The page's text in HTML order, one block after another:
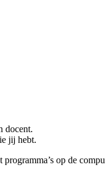
docent.
jij hebt.
op de